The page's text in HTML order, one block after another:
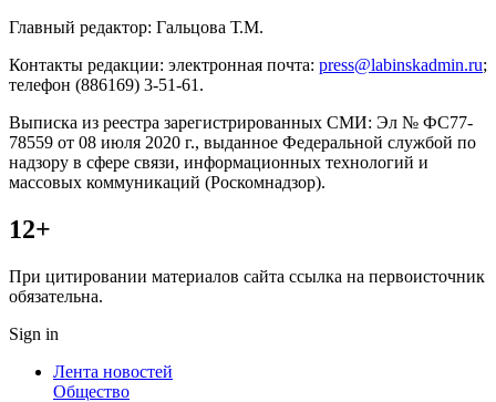
Главный редактор: Гальцова Т.М.
Контакты редакции: электронная почта: press@labinskadmin.ru;
телефон (886169) 3-51-61.
Выписка из реестра зарегистрированных СМИ: Эл № ФС77-
78559 от 08 июля 2020 г., выданное Федеральной службой по
надзору в сфере связи, информационных технологий и
массовых коммуникаций (Роскомнадзор).
12+
При цитировании материалов сайта ссылка на первоисточник
обязательна.
Sign in
Лента новостей
Общество